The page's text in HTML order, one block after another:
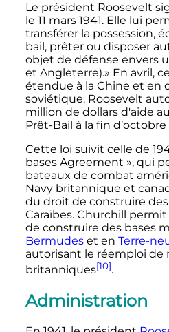
Le président Roosevelt
le 11 mars 1941. Elle lui
transférer la possession,
bail, prêter ou disposer
objet de défense envers
et Angleterre).» En avril,
étendue à la Chine et en
soviétique. Roosevelt
million de dollars d'aide
Prêt-Bail à la fin d’octobre
Cette loi suivit celle de
bases Agreement », qui
bateaux de combat
Navy britannique et
du droit de construire des
Caraïbes. Churchill
de construire des bases
Bermudeset en Terre-
autorisant le réemploi de
britanniques[10].
Administration